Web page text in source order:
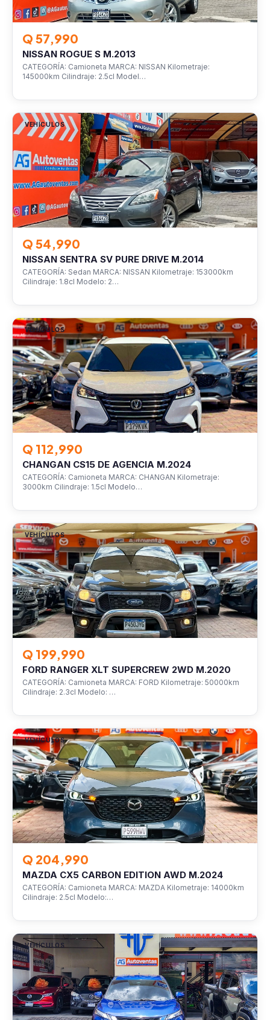
Q 57,990
NISSAN ROGUE S M.2013
CATEGORÍA: Camioneta MARCA: NISSAN Kilometraje:
145000km Cilindraje: 2.5cl Model…
VEHÍCULOS
Q 54,990
NISSAN SENTRA SV PURE DRIVE M.2014
CATEGORÍA: Sedan MARCA: NISSAN Kilometraje: 153000km
Cilindraje: 1.8cl Modelo: 2…
VEHÍCULOS
Q 112,990
CHANGAN CS15 DE AGENCIA M.2024
CATEGORÍA: Camioneta MARCA: CHANGAN Kilometraje:
3000km Cilindraje: 1.5cl Modelo…
VEHÍCULOS
Q 199,990
FORD RANGER XLT SUPERCREW 2WD M.2020
CATEGORÍA: Camioneta MARCA: FORD Kilometraje: 50000km
Cilindraje: 2.3cl Modelo: …
VEHÍCULOS
Q 204,990
MAZDA CX5 CARBON EDITION AWD M.2024
CATEGORÍA: Camioneta MARCA: MAZDA Kilometraje: 14000km
Cilindraje: 2.5cl Modelo:…
VEHÍCULOS